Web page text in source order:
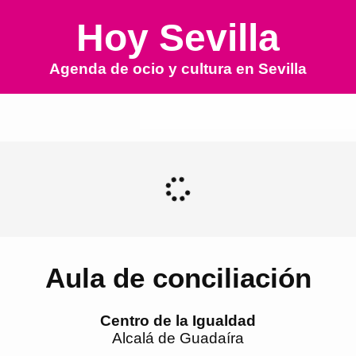
Hoy Sevilla
Agenda de ocio y cultura en Sevilla
Aula de conciliación
Centro de la Igualdad
Alcalá de Guadaíra